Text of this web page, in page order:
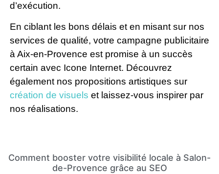
d’exécution.
En ciblant les bons délais et en misant sur nos
services de qualité, votre campagne publicitaire
à Aix-en-Provence est promise à un succès
certain avec Icone Internet. Découvrez
également nos propositions artistiques sur
création de visuels et laissez-vous inspirer par
nos réalisations.
Comment booster votre visibilité locale à Salon-
de-Provence grâce au SEO